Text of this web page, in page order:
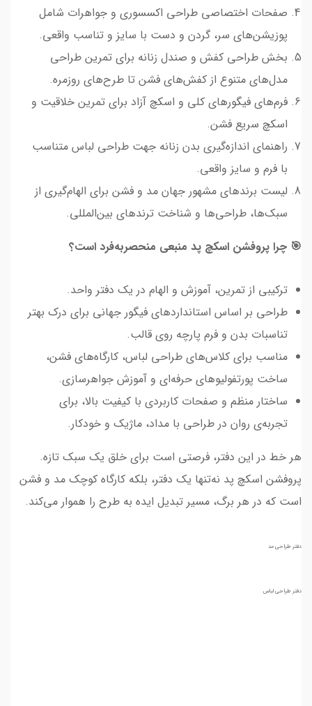
صفحات اختصاصی طراحی اکسسوری و جواهرات شامل
پوزیشن‌های سر، گردن و دست با سایز و تناسب واقعی.
بخش طراحی کفش و صندل زنانه برای تمرین طراحی
مدل‌های متنوع از کفش‌های فشن تا طرح‌های روزمره.
فرم‌های فیگورهای کلی و اسکچ آزاد برای تمرین خلاقیت و
اسکچ سریع فشن.
راهنمای اندازه‌گیری بدن زنانه جهت طراحی لباس متناسب
با فرم و سایز واقعی.
لیست برندهای مشهور جهان مد و فشن برای الهام‌گیری از
سبک‌ها، طراحی‌ها و شناخت ترندهای بین‌المللی.
🎯 چرا پروفشن اسکچ پد منبعی منحصربه‌فرد است؟
ترکیبی از تمرین، آموزش و الهام در یک دفتر واحد.
طراحی بر اساس استانداردهای فیگور جهانی برای درک بهتر
تناسبات بدن و فرم پارچه روی قالب.
مناسب برای کلاس‌های طراحی لباس، کارگاه‌های فشن،
ساخت پورتفولیو‌های حرفه‌ای و آموزش جواهرسازی.
ساختار منظم و صفحات کاربردی با کیفیت بالا، برای
تجربه‌ی روان در طراحی با مداد، ماژیک و خودکار.
هر خط در این دفتر، فرصتی است برای خلق یک سبک تازه.
پروفشن اسکچ پد نه‌تنها یک دفتر، بلکه کارگاه کوچک مد و فشن
است که در هر برگ، مسیر تبدیل ایده به طرح را هموار می‌کند.
دفتر طراحی مد
دفتر طراحی لباس